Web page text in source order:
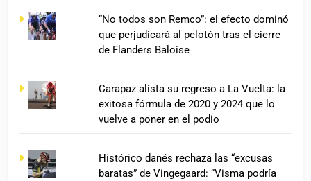
“No todos son Remco”: el efecto dominó
que perjudicará al pelotón tras el cierre
de Flanders Baloise
Carapaz alista su regreso a La Vuelta: la
exitosa fórmula de 2020 y 2024 que lo
vuelve a poner en el podio
Histórico danés rechaza las “excusas
baratas” de Vingegaard: “Visma podría